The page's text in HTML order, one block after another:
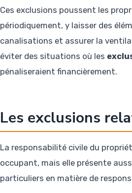
Ces exclusions poussent les
périodiquement, y laisser des
canalisations et assurer la
éviter des situations où les
pénaliseraient financièrement.
Les exclusions
La responsabilité civile du
occupant, mais elle présente
particuliers en matière de